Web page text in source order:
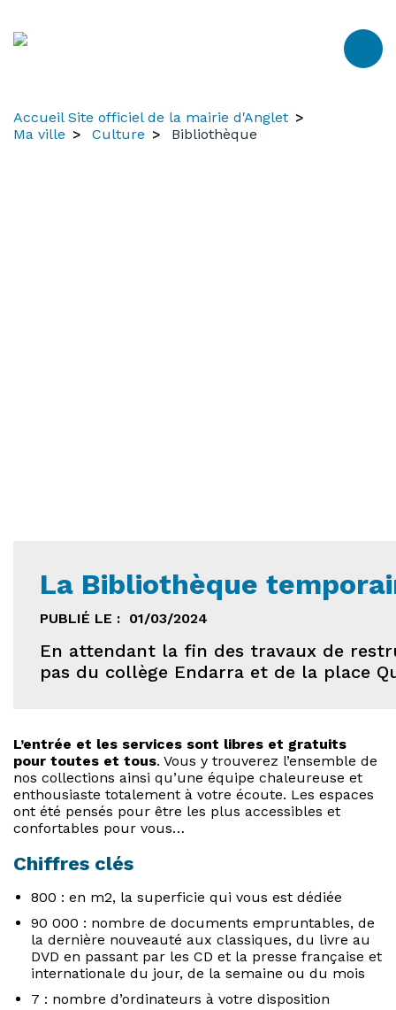
Accueil Site officiel de la mairie d'Anglet
Ma ville
Culture Bibliothèque
La Bibliothèque
PUBLIÉ LE : 01/03/2024
En attendant la fin des travaux de
pas du collège Endarra et de la place
L’entrée et les services sont libres et gratuits
pour toutes et tous. Vous y trouverez l’ensemble de
nos collections ainsi qu’une équipe chaleureuse et
enthousiaste totalement à votre écoute. Les espaces
ont été pensés pour être les plus accessibles et
confortables pour vous…
Chiffres clés
800 : en m2, la superficie qui vous est dédiée
90 000 : nombre de documents empruntables, de
la dernière nouveauté aux classiques, du livre au
DVD en passant par les CD et la presse française et
internationale du jour, de la semaine ou du mois
7 : nombre d’ordinateurs à votre disposition